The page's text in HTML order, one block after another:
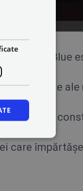
iar Blue
digitale ale
cum să-ți
care